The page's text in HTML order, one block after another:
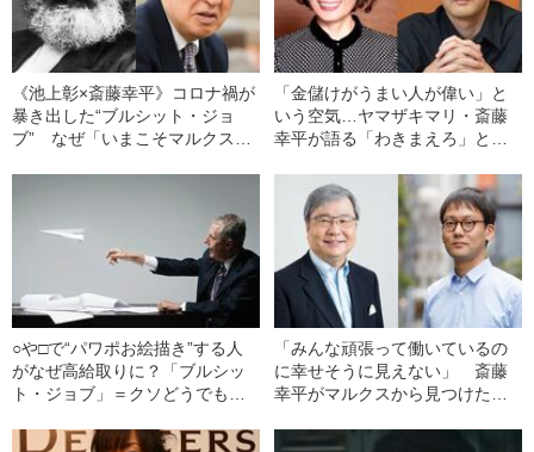
《池上彰×斎藤幸平》コロナ禍が
暴き出した“ブルシット・ジョ
ブ” なぜ「いまこそマルクス」
「金儲けがうまい人が偉い」と
いう空気…ヤマザキマリ・斎藤
幸平が語る「わきまえろ」とい
○や□で“パワポお絵描き”する人
がなぜ高給取りに？「ブルシッ
ト・ジョブ」＝クソどうでもい
「みんな頑張って働いているの
に幸せそうに見えない」 斎藤
幸平がマルクスから見つけた、